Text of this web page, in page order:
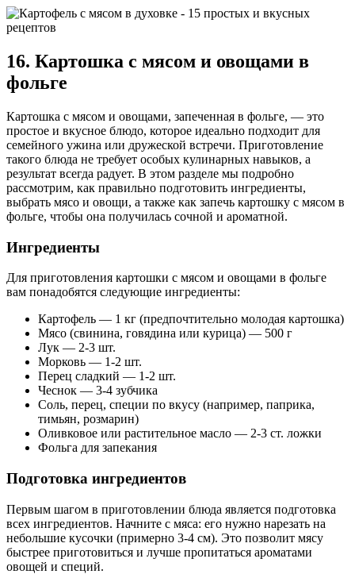
16. Картошка с мясом и овощами в
фольге
Картошка с мясом и овощами, запеченная в фольге, — это
простое и вкусное блюдо, которое идеально подходит для
семейного ужина или дружеской встречи. Приготовление
такого блюда не требует особых кулинарных навыков, а
результат всегда радует. В этом разделе мы подробно
рассмотрим, как правильно подготовить ингредиенты,
выбрать мясо и овощи, а также как запечь картошку с мясом в
фольге, чтобы она получилась сочной и ароматной.
Ингредиенты
Для приготовления картошки с мясом и овощами в фольге
вам понадобятся следующие ингредиенты:
Картофель — 1 кг (предпочтительно молодая картошка)
Мясо (свинина, говядина или курица) — 500 г
Лук — 2-3 шт.
Морковь — 1-2 шт.
Перец сладкий — 1-2 шт.
Чеснок — 3-4 зубчика
Соль, перец, специи по вкусу (например, паприка,
тимьян, розмарин)
Оливковое или растительное масло — 2-3 ст. ложки
Фольга для запекания
Подготовка ингредиентов
Первым шагом в приготовлении блюда является подготовка
всех ингредиентов. Начните с мяса: его нужно нарезать на
небольшие кусочки (примерно 3-4 см). Это позволит мясу
быстрее приготовиться и лучше пропитаться ароматами
овощей и специй.